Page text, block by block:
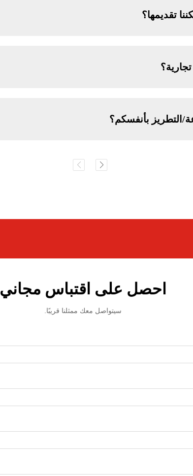
تقديمها؟
التطريز بأنفسكم؟
احصل على اقتباس مجاني
سيتواصل معك ممثلنا قريبًا.